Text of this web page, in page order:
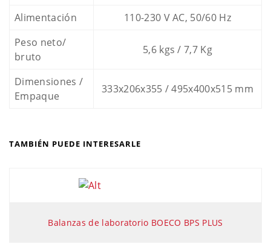
Alimentación
110-230 V AC, 50/60 Hz
Peso neto/
bruto
5,6 kgs / 7,7 Kg
Dimensiones /
Empaque
333x206x355 / 495x400x515 mm
TAMBIÉN PUEDE INTERESARLE
Balanzas de laboratorio BOECO BPS PLUS